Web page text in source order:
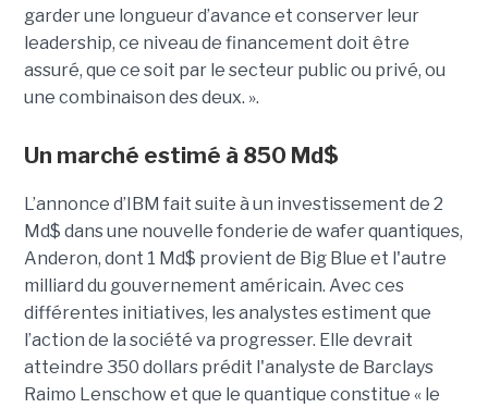
garder une longueur d’avance et conserver leur
leadership, ce niveau de financement doit être
assuré, que ce soit par le secteur public ou privé, ou
une combinaison des deux. ».
Un marché estimé à 850 Md$
L’annonce d’IBM fait suite à un investissement de 2
Md$ dans une nouvelle fonderie de wafer quantiques,
Anderon, dont 1 Md$ provient de Big Blue et l'autre
milliard du gouvernement américain. Avec ces
différentes initiatives, les analystes estiment que
l’action de la société va progresser. Elle devrait
atteindre 350 dollars prédit l'analyste de Barclays
Raimo Lenschow et que le quantique constitue « le